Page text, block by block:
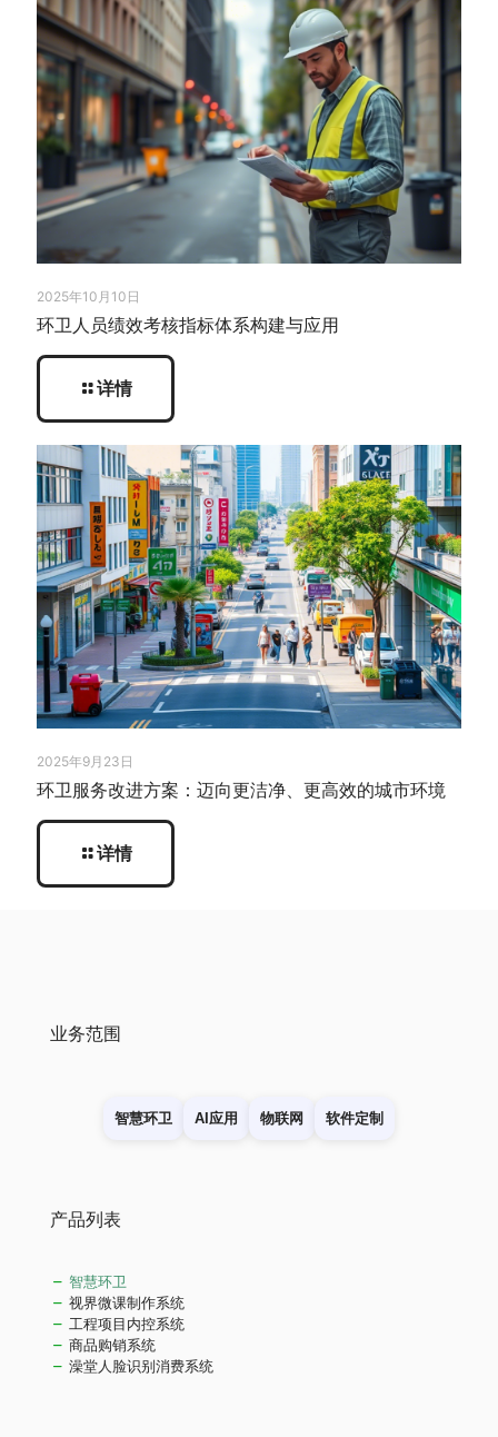
2025年10月10日
环卫人员绩效考核指标体系构建与应用
详情
2025年9月23日
环卫服务改进方案：迈向更洁净、更高效的城市环境
详情
业务范围
智慧环卫 AI应用 物联网 软件定制
产品列表
智慧环卫
视界微课制作系统
工程项目内控系统
商品购销系统
澡堂人脸识别消费系统